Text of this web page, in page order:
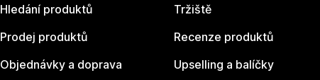
Hledání produktů
Prodej produktů
Objednávky a doprava
Tržiště
Recenze produktů
Upselling a balíčky